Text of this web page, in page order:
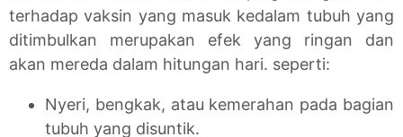
terhadap vaksin yang masuk kedalam tubuh yang
ditimbulkan merupakan efek yang ringan dan
akan mereda dalam hitungan hari. seperti:
Nyeri, bengkak, atau kemerahan pada bagian
tubuh yang disuntik.